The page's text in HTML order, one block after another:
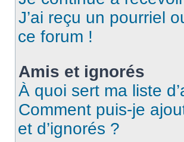
J’ai reçu un pourriel
ce forum !
Amis et ignorés
À quoi sert ma liste
Comment puis-je
et d’ignorés ?